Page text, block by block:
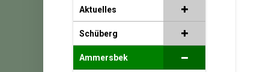
Aktuelles
Schüberg
Ammersbek